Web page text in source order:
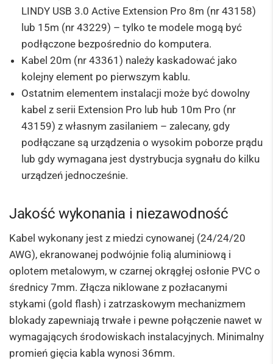
LINDY USB 3.0 Active Extension Pro 8m (nr 43158)
lub 15m (nr 43229) – tylko te modele mogą być
podłączone bezpośrednio do komputera.
Kabel 20m (nr 43361) należy kaskadować jako
kolejny element po pierwszym kablu.
Ostatnim elementem instalacji może być dowolny
kabel z serii Extension Pro lub hub 10m Pro (nr
43159) z własnym zasilaniem – zalecany, gdy
podłączane są urządzenia o wysokim poborze prądu
lub gdy wymagana jest dystrybucja sygnału do kilku
urządzeń jednocześnie.
Jakość wykonania i niezawodność
Kabel wykonany jest z miedzi cynowanej (24/24/20
AWG), ekranowanej podwójnie folią aluminiową i
oplotem metalowym, w czarnej okrągłej osłonie PVC o
średnicy 7mm. Złącza niklowane z pozłacanymi
stykami (gold flash) i zatrzaskowym mechanizmem
blokady zapewniają trwałe i pewne połączenie nawet w
wymagających środowiskach instalacyjnych. Minimalny
promień gięcia kabla wynosi 36mm.